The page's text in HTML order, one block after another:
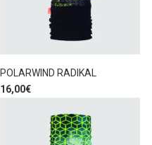
POLARWIND RADIKAL
16,00€